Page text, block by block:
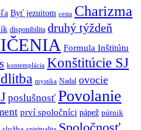
Byť jezuitom cesta Charizma
disponibilita druhý týždeň
Formula Inštitútu
kontemplácia Konštitúcie SJ
mystika Nadal ovocie
poslušnosť Povolanie
prví spoločníci pápež pútnik